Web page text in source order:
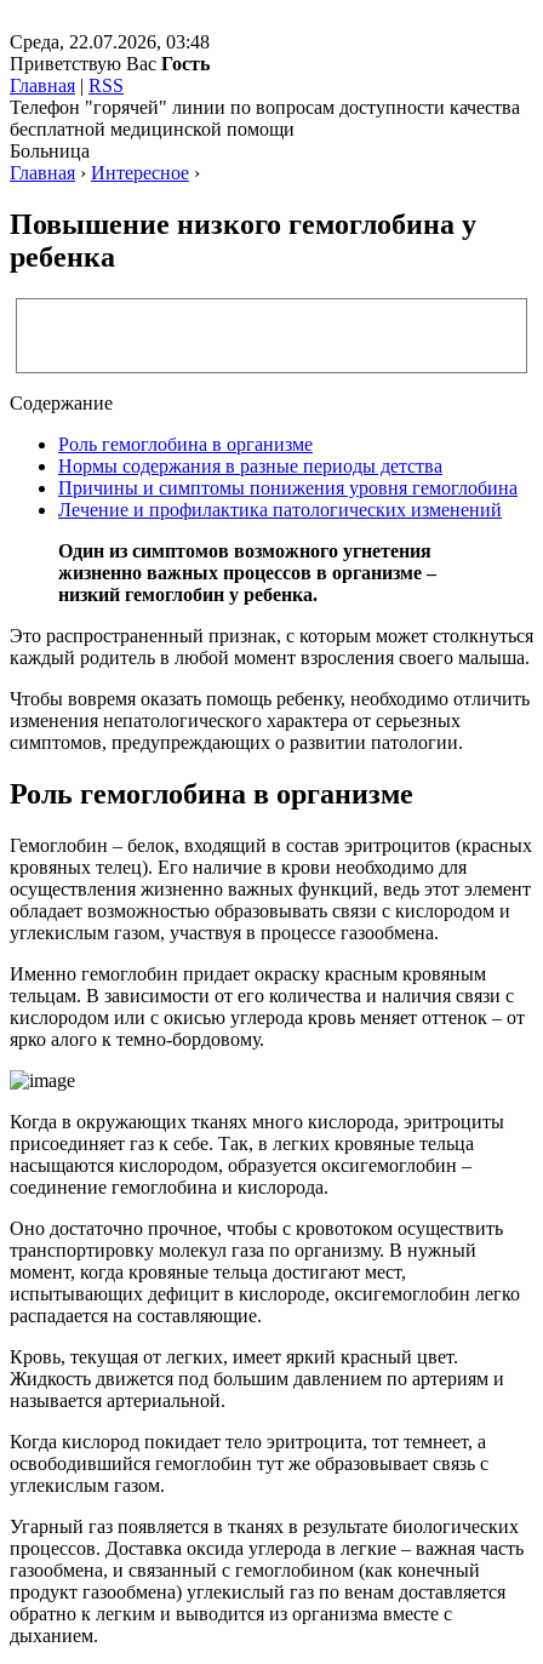
Среда, 22.07.2026, 03:48
Приветствую Вас Гость
Главная | RSS
Телефон "горячей" линии по вопросам доступности качества
бесплатной медицинской помощи
Больница
Главная › Интересное ›
Повышение низкого гемоглобина у
ребенка
Содержание
Роль гемоглобина в организме
Нормы содержания в разные периоды детства
Причины и симптомы понижения уровня гемоглобина
Лечение и профилактика патологических изменений
Один из симптомов возможного угнетения
жизненно важных процессов в организме –
низкий гемоглобин у ребенка.
Это распространенный признак, с которым может столкнуться
каждый родитель в любой момент взросления своего малыша.
Чтобы вовремя оказать помощь ребенку, необходимо отличить
изменения непатологического характера от серьезных
симптомов, предупреждающих о развитии патологии.
Роль гемоглобина в организме
Гемоглобин – белок, входящий в состав эритроцитов (красных
кровяных телец). Его наличие в крови необходимо для
осуществления жизненно важных функций, ведь этот элемент
обладает возможностью образовывать связи с кислородом и
углекислым газом, участвуя в процессе газообмена.
Именно гемоглобин придает окраску красным кровяным
тельцам. В зависимости от его количества и наличия связи с
кислородом или с окисью углерода кровь меняет оттенок – от
ярко алого к темно-бордовому.
Когда в окружающих тканях много кислорода, эритроциты
присоединяет газ к себе. Так, в легких кровяные тельца
насыщаются кислородом, образуется оксигемоглобин –
соединение гемоглобина и кислорода.
Оно достаточно прочное, чтобы с кровотоком осуществить
транспортировку молекул газа по организму. В нужный
момент, когда кровяные тельца достигают мест,
испытывающих дефицит в кислороде, оксигемоглобин легко
распадается на составляющие.
Кровь, текущая от легких, имеет яркий красный цвет.
Жидкость движется под большим давлением по артериям и
называется артериальной.
Когда кислород покидает тело эритроцита, тот темнеет, а
освободившийся гемоглобин тут же образовывает связь с
углекислым газом.
Угарный газ появляется в тканях в результате биологических
процессов. Доставка оксида углерода в легкие – важная часть
газообмена, и связанный с гемоглобином (как конечный
продукт газообмена) углекислый газ по венам доставляется
обратно к легким и выводится из организма вместе с
дыханием.